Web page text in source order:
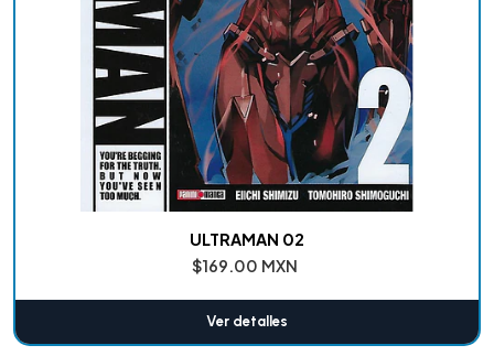
ULTRAMAN 02
$169.00 MXN
Ver detalles